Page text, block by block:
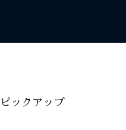
ピックアップ